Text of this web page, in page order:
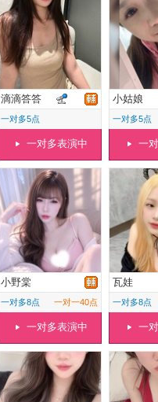
滴滴答答
一对多5点
一对多表演中
小姑娘
一对多5点
一
小野棠
一对多8点 一对一40点
一对多表演中
瓦娃
一对多8点
一